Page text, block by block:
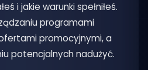
i jakie warunki spełniłeś.
programami
promocyjnymi, a
potencjalnych nadużyć.